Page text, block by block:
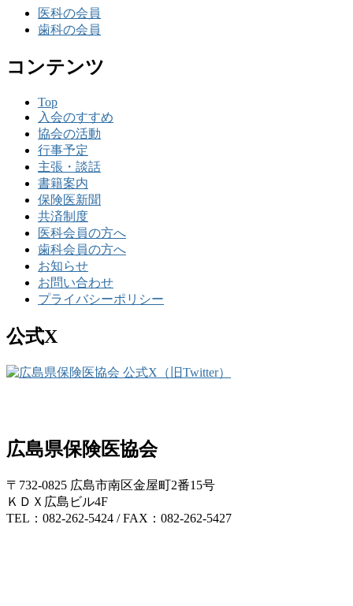
医科の会員
歯科の会員
コンテンツ
Top
入会のすすめ
協会の活動
行事予定
主張・談話
書籍案内
保険医新聞
共済制度
医科会員の方へ
歯科会員の方へ
お知らせ
お問い合わせ
プライバシーポリシー
公式X
広島県保険医協会
〒732-0825 広島市南区金屋町2番15号
ＫＤＸ広島ビル4F
TEL：082-262-5424 / FAX：082-262-5427